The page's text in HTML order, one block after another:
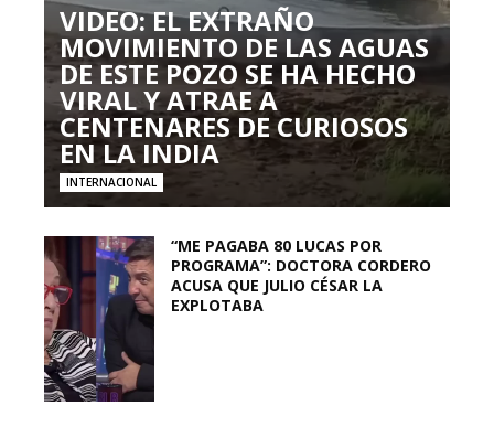
VIDEO: EL EXTRAÑO
MOVIMIENTO DE LAS AGUAS
DE ESTE POZO SE HA HECHO
VIRAL Y ATRAE A
CENTENARES DE CURIOSOS
EN LA INDIA
INTERNACIONAL
“ME PAGABA 80 LUCAS POR
PROGRAMA”: DOCTORA CORDERO
ACUSA QUE JULIO CÉSAR LA
EXPLOTABA